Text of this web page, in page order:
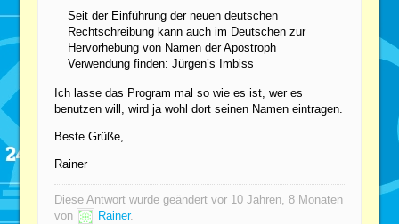
Seit der Einführung der neuen deutschen
Rechtschreibung kann auch im Deutschen zur
Hervorhebung von Namen der Apostroph
Verwendung finden: Jürgen’s Imbiss
Ich lasse das Program mal so wie es ist, wer es
benutzen will, wird ja wohl dort seinen Namen eintragen.
Beste Grüße,
Rainer
Diese Antwort wurde geändert vor 10 Jahren, 8 Monaten
von
Rainer.